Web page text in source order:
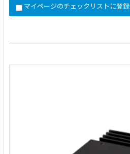
マイページのチェックリストに登録